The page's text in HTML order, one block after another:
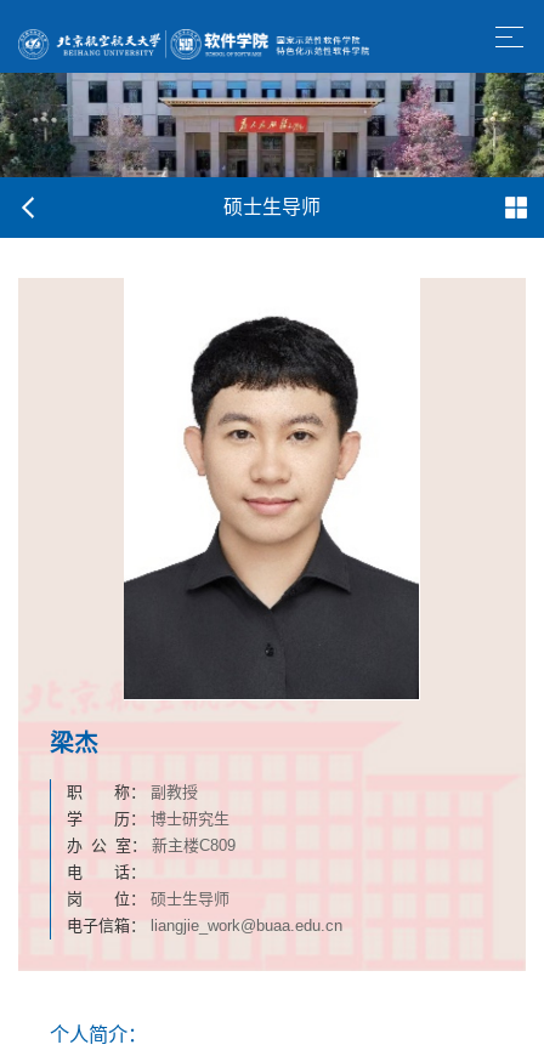
硕士生导师
梁杰
职 称： 副教授
学 历： 博士研究生
办 公 室： 新主楼C809
电 话：
岗 位： 硕士生导师
电子信箱：
liangjie_work@buaa.edu.cn
个人简介：